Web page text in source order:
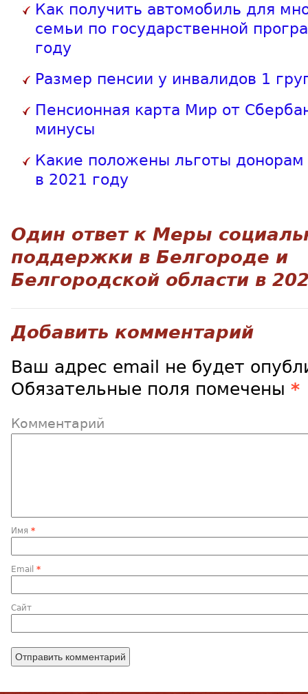
Как получить автомобиль для
семьи по государственной
году
Размер пенсии у инвалидов 1
Пенсионная карта Мир от
минусы
Какие положены льготы донорам
в 2021 году
Один ответ к Меры
поддержки в Белгороде и
Белгородской области в
Добавить комментарий
Ваш адрес email не будет
Обязательные поля помечены *
Комментарий
Имя *
Email *
Сайт